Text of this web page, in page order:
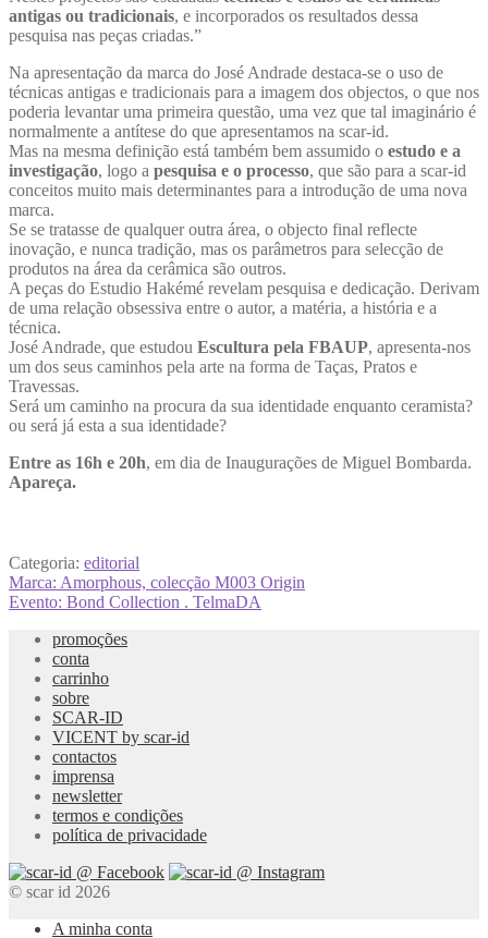
antigas ou tradicionais, e incorporados os resultados dessa
pesquisa nas peças criadas.”
Na apresentação da marca do José Andrade destaca-se o uso de
técnicas antigas e tradicionais para a imagem dos objectos, o que nos
poderia levantar uma primeira questão, uma vez que tal imaginário é
normalmente a antítese do que apresentamos na scar-id.
Mas na mesma definição está também bem assumido o estudo e a
investigação, logo a pesquisa e o processo, que são para a scar-id
conceitos muito mais determinantes para a introdução de uma nova
marca.
Se se tratasse de qualquer outra área, o objecto final reflecte
inovação, e nunca tradição, mas os parâmetros para selecção de
produtos na área da cerâmica são outros.
A peças do Estudio Hakémé revelam pesquisa e dedicação. Derivam
de uma relação obsessiva entre o autor, a matéria, a história e a
técnica.
José Andrade, que estudou Escultura pela FBAUP, apresenta-nos
um dos seus caminhos pela arte na forma de Taças, Pratos e
Travessas.
Será um caminho na procura da sua identidade enquanto ceramista?
ou será já esta a sua identidade?
Entre as 16h e 20h, em dia de Inaugurações de Miguel Bombarda.
Apareça.
Categoria: editorial
Navegação
de
artigos
Artigo
anterior:
Marca: Amorphous, colecção M003 Origin
Artigo
Evento: Bond Collection . TelmaDA
promoções
conta
carrinho
sobre
SCAR-ID
VICENT by scar-id
contactos
imprensa
newsletter
termos e condições
política de privacidade
© scar id 2026
A minha conta